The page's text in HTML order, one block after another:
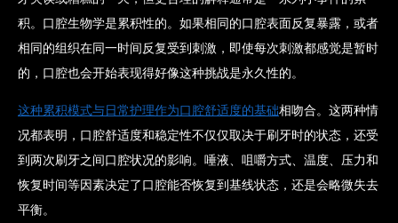
积。口腔生物学是累积性的。如果相同的口腔表面反复暴露，或者
相同的组织在同一时间反复受到刺激，即使每次刺激都感觉是暂时
的，口腔也会开始表现得好像这种挑战是永久性的。
这种累积模式与日常护理作为口腔舒适度的基础相吻合。这两种情
况都表明，口腔舒适度和稳定性不仅仅取决于刷牙时的状态，还受
到两次刷牙之间口腔状况的影响。唾液、咀嚼方式、温度、压力和
恢复时间等因素决定了口腔能否恢复到基线状态，还是会略微失去
平衡。